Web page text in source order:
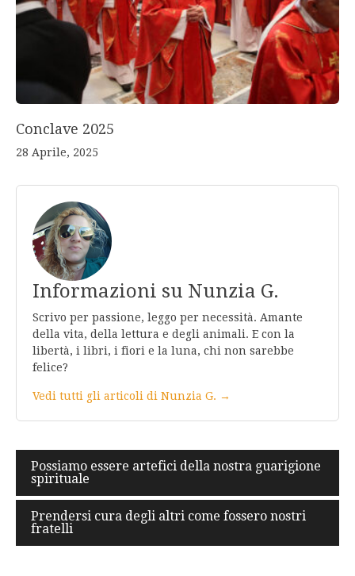
Conclave 2025
28 Aprile, 2025
Informazioni su Nunzia G.
Scrivo per passione, leggo per necessità. Amante
della vita, della lettura e degli animali. E con la
libertà, i libri, i fiori e la luna, chi non sarebbe
felice?
Vedi tutti gli articoli di Nunzia G. →
Navigazione
articoli
Possiamo essere artefici della nostra guarigione
spirituale
Prendersi cura degli altri come fossero nostri
fratelli